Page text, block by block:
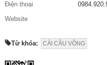
Điện thoại
Website
Từ khóa: CẢI CẦU VỒNG